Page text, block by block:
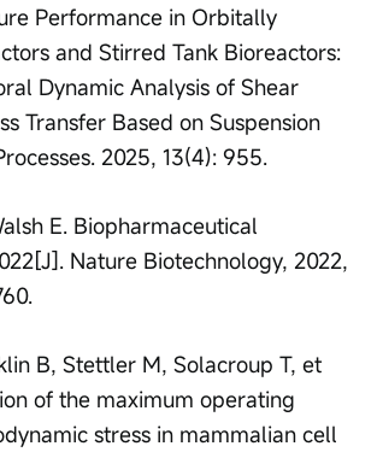
Performance in Orbitally
and Stirred Tank Bioreactors:
Dynamic Analysis of Shear
Transfer Based on Suspension
2025, 13(4): 955.
E. Biopharmaceutical
Nature Biotechnology, 2022,
B, Stettler M, Solacroup T, et
of the maximum operating
stress in mammalian cell